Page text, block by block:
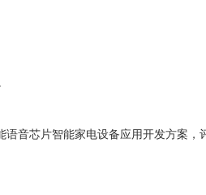
音芯片智能家电设备应用开发方案，